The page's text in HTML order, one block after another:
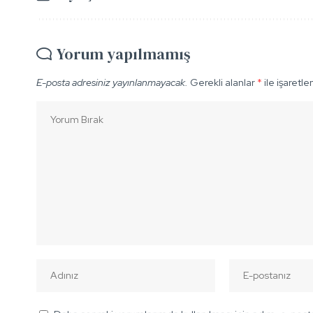
Yorum yapılmamış
E-posta adresiniz yayınlanmayacak. Gerekli alanlar * ile